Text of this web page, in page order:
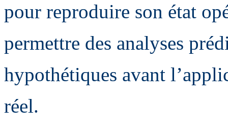
pour reproduire son état
permettre des analyses
hypothétiques avant
réel.